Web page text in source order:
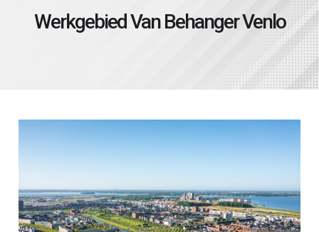
Werkgebied Van Behanger Venlo